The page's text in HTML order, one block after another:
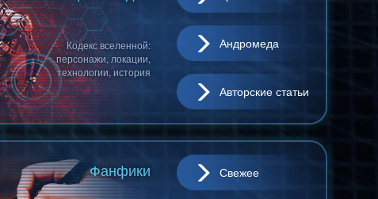
Кодекс вселенной:
персонажи, локации,
технологии, история
Андромеда
Авторские статьи
Фанфики Свежее